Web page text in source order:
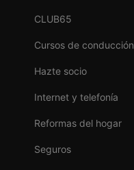
CLUB65
Cursos de conducción
Hazte socio
Internet y telefonía
Reformas del hogar
Seguros